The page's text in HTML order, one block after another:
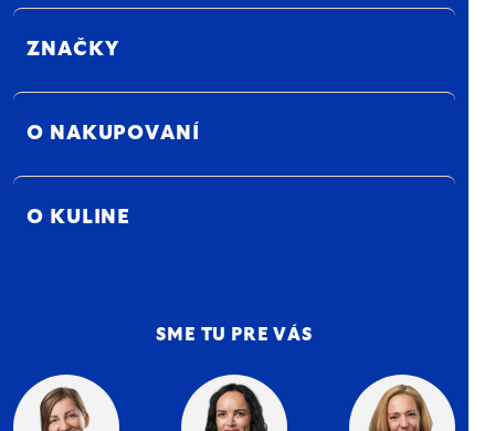
ZNAČKY
O NAKUPOVANÍ
O KULINE
SME TU PRE VÁS